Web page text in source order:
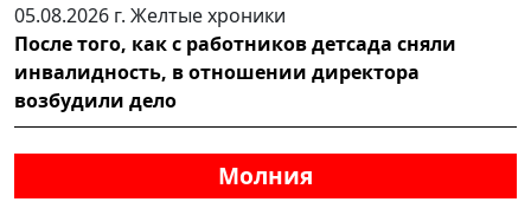
05.08.2026 г. Желтые хроники
После того, как с работников детсада сняли
инвалидность, в отношении директора
возбудили дело
Молния